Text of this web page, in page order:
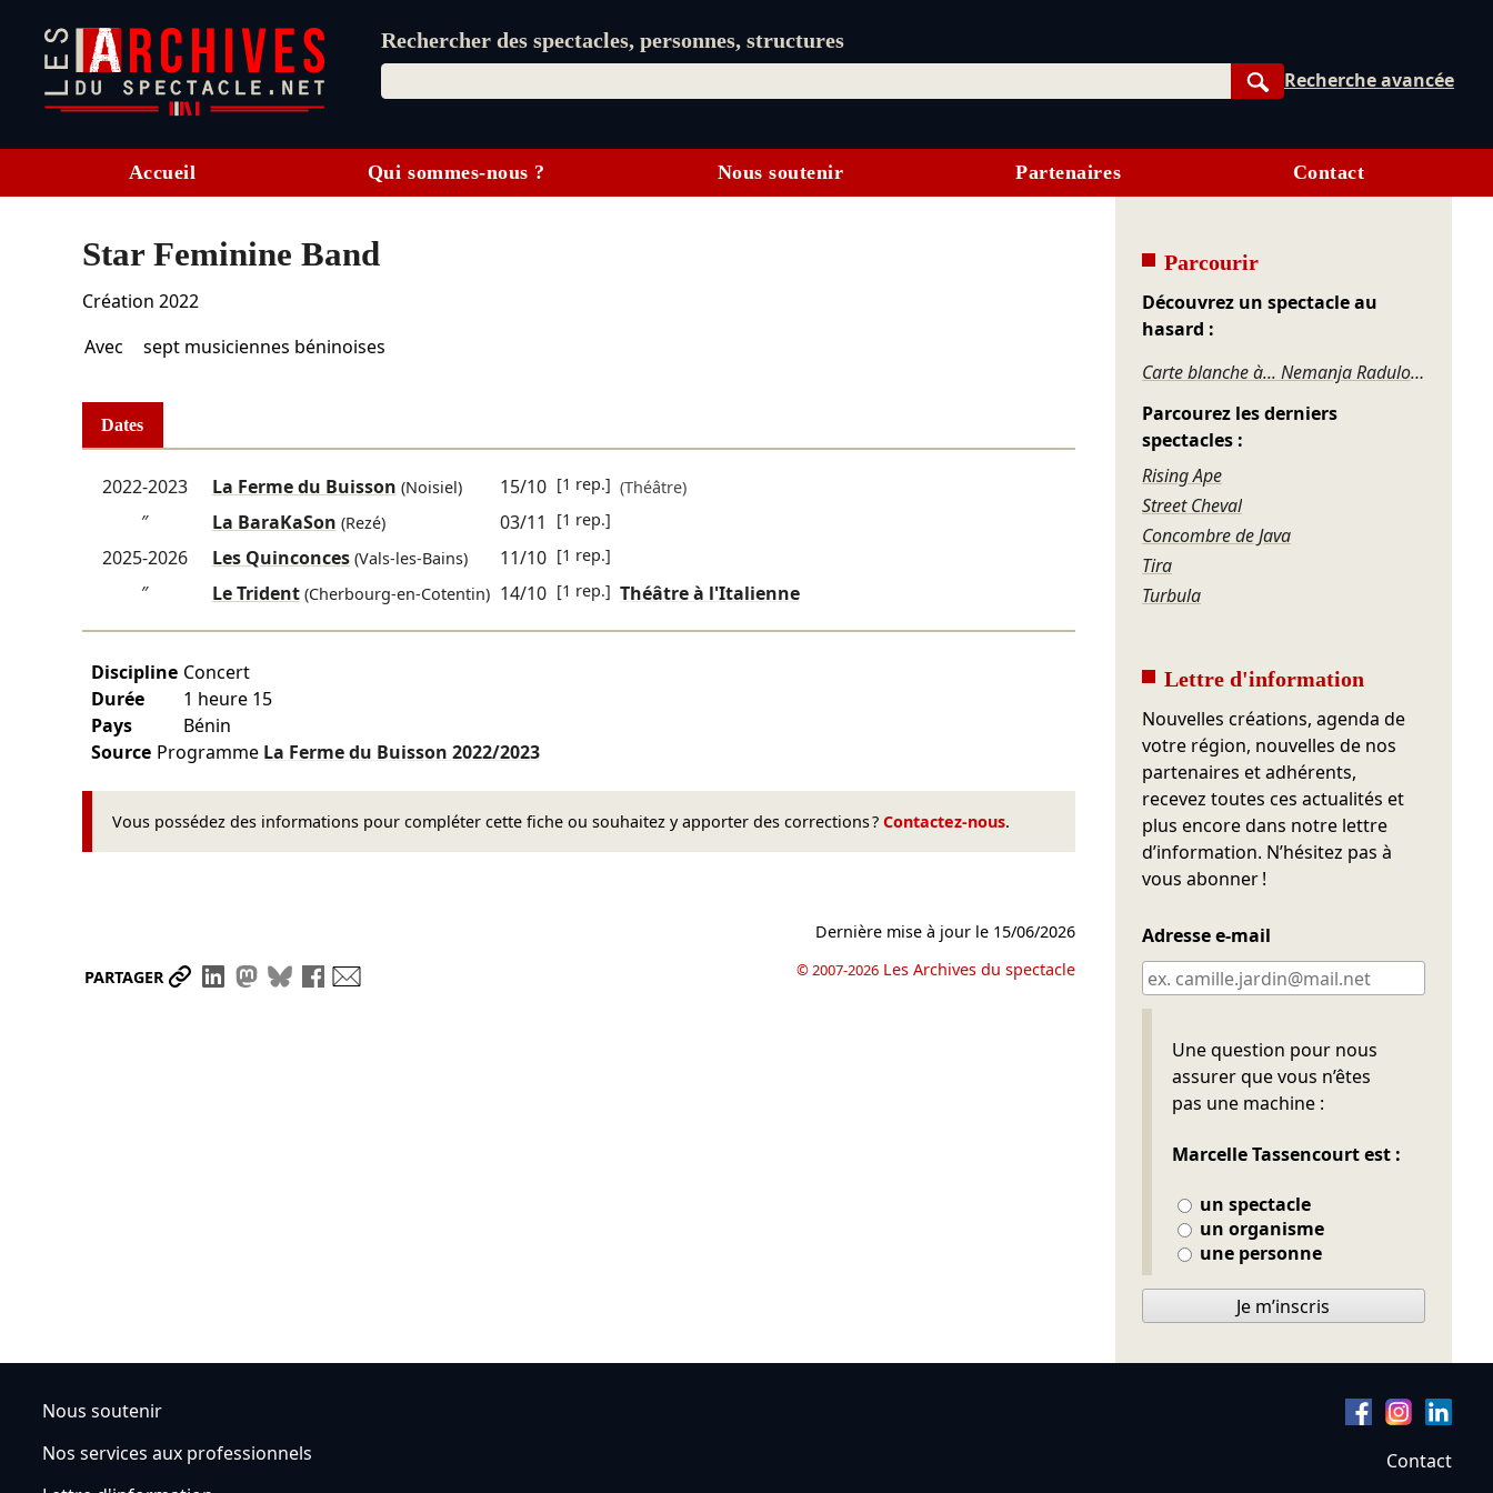
Rechercher des spectacles, personnes, structures
Rechercher
Recherche avancée
Accueil Qui sommes-nous ? Nous soutenir Partenaires Contact
Star Feminine Band
Création 2022
Avec
sept musiciennes béninoises
Dates
2022-2023 La Ferme du Buisson (Noisiel) 15/10 [1 rep.] (Théâtre)
″ La BaraKaSon (Rezé) 03/11 [1 rep.]
2025-2026 Les Quinconces(Vals-les-Bains) 11/10 [1 rep.]
″ Le Trident(Cherbourg-en-Cotentin) 14/10 [1 rep.] Théâtre à l'Italienne
Discipline Concert
Durée
1 heure 15
Pays
Bénin
Source Programme La Ferme du Buisson2022/2023
Vous possédez des informations pour compléter cette fiche ou souhaitez y apporter des corrections ? Contactez-nous.
PARTAGER Partager le lien
Partager sur LinkedIn
Partager sur Mastodon
Partager sur Bluesky
Partager sur Facebook
Dernière mise à jour le 15/06/2026
© 2007-2026 Les Archives du spectacle
Parcourir
Découvrez un spectacle au
hasard :
Carte blanche à... Nemanja Radulović & Yvan Cassar
Parcourez les derniers
spectacles :
Rising Ape
Street Cheval
Concombre de Java
Tira
Turbula
Lettre d'information
Nouvelles créations, agenda de
votre région, nouvelles de nos
partenaires et adhérents,
recevez toutes ces actualités et
plus encore dans notre lettre
d’information. N’hésitez pas à
vous abonner !
Adresse e-mail
Une question pour nous
assurer que vous n’êtes
pas une machine :
Marcelle Tassencourt est :
un spectacle
un organisme
une personne
Ne pas remplir
Je m’inscris
Nous soutenir
Nos services aux professionnels
Contact